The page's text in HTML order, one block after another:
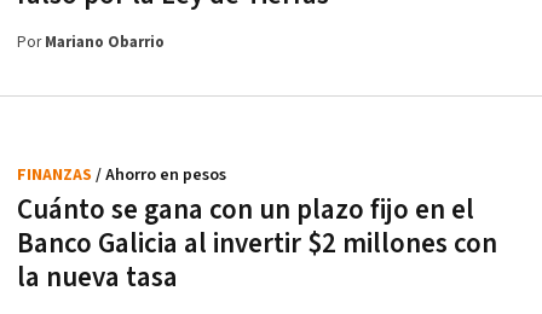
PorMariano Obarrio
Cuánto se gana con un plazo fijo en el
Banco Galicia al invertir $2 millones con
la nueva tasa
FINANZAS / Ahorro en pesos